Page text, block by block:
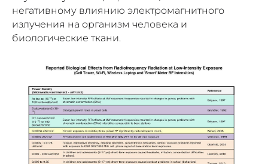
негативному влиянию электромагнитного
излучения на организм человека и
биологические ткани.